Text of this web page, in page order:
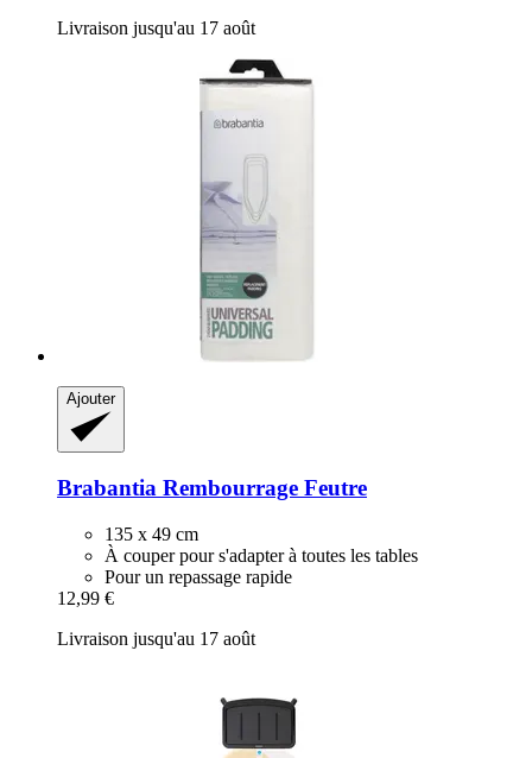
Livraison jusqu'au 17 août
Ajouter
Brabantia Rembourrage Feutre
135 x 49 cm
À couper pour s'adapter à toutes les tables
Pour un repassage rapide
12,99 €
Livraison jusqu'au 17 août